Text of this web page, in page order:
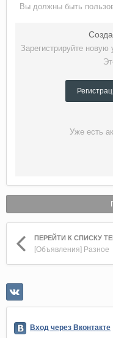
Вы должны быть
Зарегистрируйте
Уже есть
ПЕРЕЙТИ К СПИСКУ
[Объявления] Разное
Вход через Вконтакте